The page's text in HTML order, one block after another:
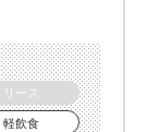
リース
軽飲食